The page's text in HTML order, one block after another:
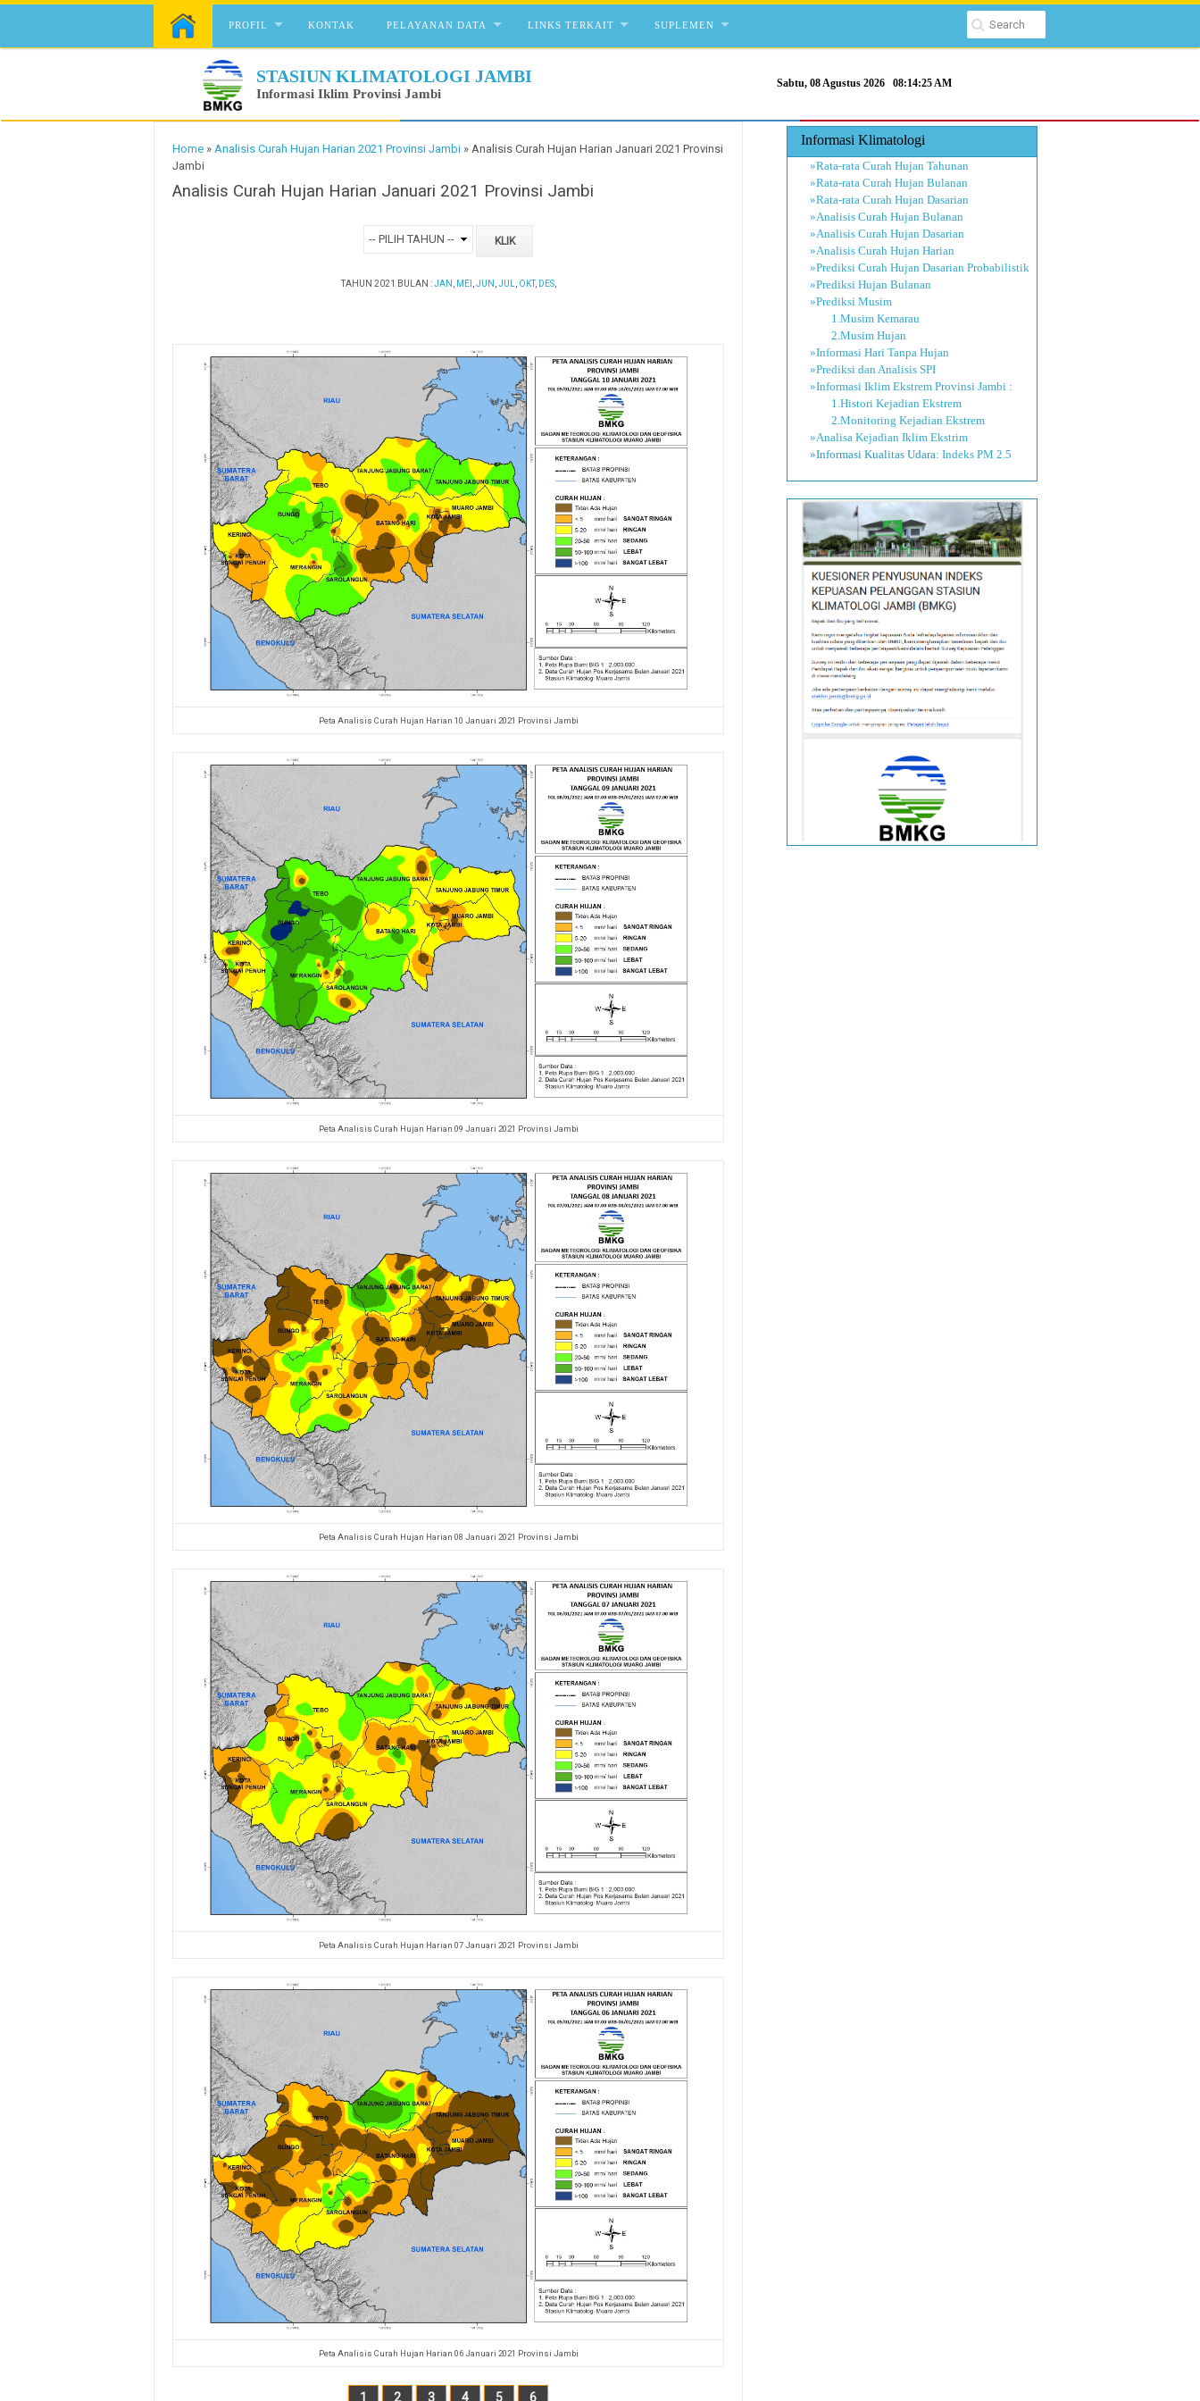
Skip to content
PROFIL KONTAK PELAYANAN DATA LINKS TERKAIT SUPLEMEN
STASIUN KLIMATOLOGI JAMBI
Informasi Iklim Provinsi Jambi
Sabtu, 08 Agustus 2026 08:14:26 AM
Home » Analisis Curah Hujan Harian 2021 Provinsi Jambi » Analisis Curah Hujan Harian Januari 2021 Provinsi
Jambi
Analisis Curah Hujan Harian Januari 2021 Provinsi Jambi
TAHUN 2021 BULAN :JAN MEI JUN JUL OKT, DES,
Peta Analisis Curah Hujan Harian 10 Januari 2021 Provinsi Jambi
Peta Analisis Curah Hujan Harian 09 Januari 2021 Provinsi Jambi
Peta Analisis Curah Hujan Harian 08 Januari 2021 Provinsi Jambi
Peta Analisis Curah Hujan Harian 07 Januari 2021 Provinsi Jambi
Peta Analisis Curah Hujan Harian 06 Januari 2021 Provinsi Jambi
1 2 3 4 5 6
Informasi Klimatologi
»Rata-rata Curah Hujan Tahunan
»Rata-rata Curah Hujan Bulanan
»Rata-rata Curah Hujan Dasarian
»Analisis Curah Hujan Bulanan
»Analisis Curah Hujan Dasarian
»Analisis Curah Hujan Harian
»Prediksi Curah Hujan Dasarian Probabilistik
»Prediksi Hujan Bulanan
»Prediksi Musim
1.Musim Kemarau
2.Musim Hujan
»Informasi Hari Tanpa Hujan
»Prediksi dan Analisis SPI
»Informasi Iklim Ekstrem Provinsi Jambi :
1.Histori Kejadian Ekstrem
2.Monitoring Kejadian Ekstrem
»Analisa Kejadian Iklim Ekstrim
»Informasi Kualitas Udara: Indeks PM 2.5